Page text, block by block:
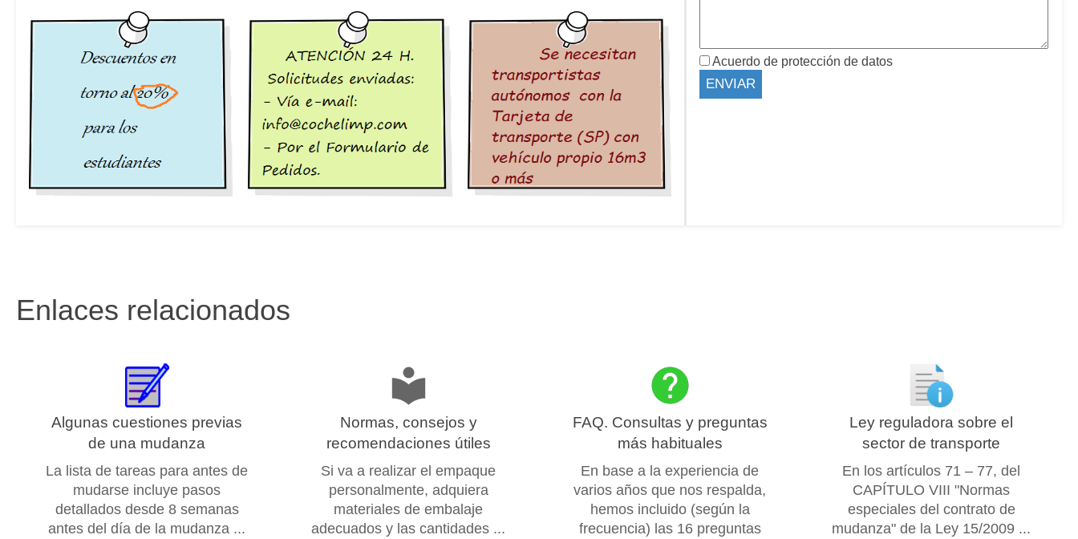
Acuerdo de protección de datos
Enlaces relacionados
Algunas cuestiones previas
de una mudanza
La lista de tareas para antes de
mudarse incluye pasos
detallados desde 8 semanas
antes del día de la mudanza ...
Normas, consejos y
recomendaciones útiles
Si va a realizar el empaque
personalmente, adquiera
materiales de embalaje
adecuados y las cantidades ...
FAQ. Consultas y preguntas
más habituales
En base a la experiencia de
varios años que nos respalda,
hemos incluido (según la
frecuencia) las 16 preguntas
Ley reguladora sobre el
sector de transporte
En los artículos 71 – 77, del
CAPÍTULO VIII "Normas
especiales del contrato de
mudanza" de la Ley 15/2009 ...